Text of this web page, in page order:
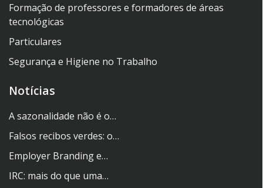
Formação de professores e formadores de áreas
tecnológicas
Particulares
Segurança e Higiene no Trabalho
Notícias
A sazonalidade não é o…
Falsos recibos verdes: o…
Employer Branding e…
IRC: mais do que uma…